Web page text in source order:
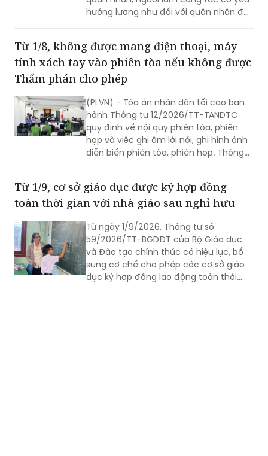
Từ 1/8, không được mang điện thoại, máy
Thẩm phán cho phép
(PLVN) - Tòa án nhân dân tối cao ban
hành Thông tư 12/2026/TT-TANDTC
quy định về nội quy phiên tòa, phiên
họp và việc ghi âm lời nói, ghi hình ảnh
diễn biến phiên tòa, phiên họp. Thông
tư 12/2026/TT-TANDTC có hiệu lực từ
1/8/2026.
Từ 1/9, cơ sở giáo dục được ký hợp đồng
Từ ngày 1/9/2026, Thông tư số
59/2026/TT-BGDĐT của Bộ Giáo dục
và Đào tạo chính thức có hiệu lực, bổ
sung cơ chế cho phép các cơ sở giáo
dục ký hợp đồng lao động toàn thời
gian với nhà giáo sau khi nghỉ hưu nếu
đáp ứng đủ điều kiện.